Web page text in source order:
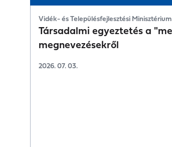
Vidék- és Településfejlesztési Minisztérium
Társadalmi egyeztetés a
megnevezésekről
2026. 07. 03.